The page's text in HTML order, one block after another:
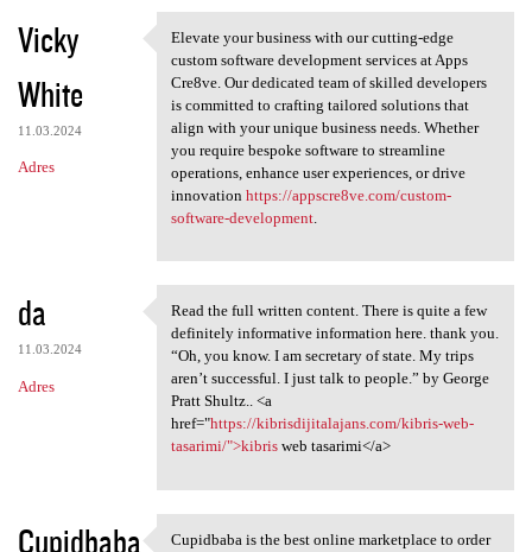
Vicky
White
11.03.2024
Adres
Elevate your business with
Elevate your business with our cutting-edge
custom software development services at Apps
Cre8ve. Our dedicated team of skilled developers
is committed to crafting tailored solutions that
align with your unique business needs. Whether
you require bespoke software to streamline
operations, enhance user experiences, or drive
innovation https://appscre8ve.com/custom-
software-development.
da
11.03.2024
Adres
Read the full written content
Read the full written content. There is quite a few
definitely informative information here. thank you.
“Oh, you know. I am secretary of state. My trips
aren’t successful. I just talk to people.” by George
Pratt Shultz.. <a
href="https://kibrisdijitalajans.com/kibris-web-
tasarimi/">kibrisweb tasarimi</a>
Cupidbaba
Cupidbaba is the best online marketplace to order